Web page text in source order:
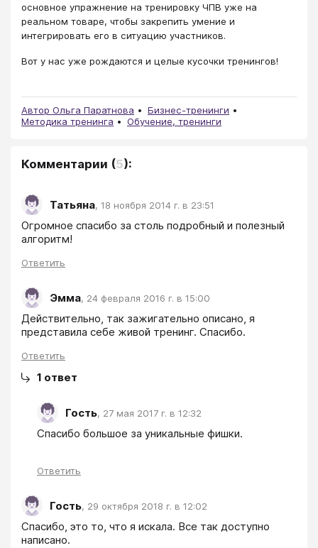
основное упражнение на тренировку ЧПВ уже на
реальном товаре, чтобы закрепить умение и
интегрировать его в ситуацию участников.
Вот у нас уже рождаются и целые кусочки тренингов!
Автор Ольга Паратнова
Бизнес-тренинги
Методика тренинга
Обучение, тренинги
Комментарии (5):
Татьяна, 18 ноября 2014 г. в 23:51
Огромное спасибо за столь подробный и полезный
алгоритм!
Ответить
Эмма, 24 февраля 2016 г. в 15:00
Действительно, так зажигательно описано, я
представила себе живой тренинг. Спасибо.
Ответить
1 ответ
Гость, 27 мая 2017 г. в 12:32
Спасибо большое за уникальные фишки.
Ответить
Гость, 29 октября 2018 г. в 12:02
Спасибо, это то, что я искала. Все так доступно
написано.